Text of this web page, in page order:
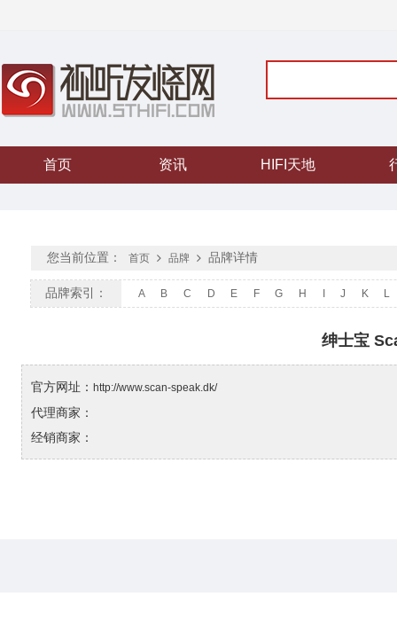
首页 资讯 HIFI天地
您当前位置： 首页 品牌 品牌详情
品牌索引： A B C D E F G H J K L
绅士宝
官方网址： http://www.scan-speak.dk/
代理商家：
经销商家：